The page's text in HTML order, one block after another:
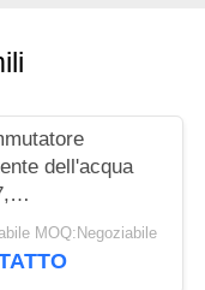
dell'acqua
la
ambiente
MOQ:Negoziabile